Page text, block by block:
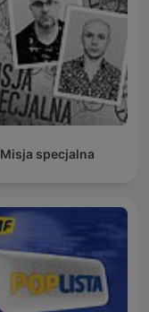
Misja specjalna